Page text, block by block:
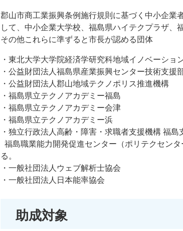
郡山市商工業振興条例施行規則に基づく中小企業
して、中小企業大学校、福島県ハイテクプラザ
その他これらに準ずると市長が認める団体
・東北大学大学院経済学研究科地域イノベーショ
・公益財団法人福島県産業振興センター技術支援
・公益財団法人郡山地域テクノポリス推進機構
・福島県立テクノアカデミー福島
・福島県立テクノアカデミー会津
・福島県立テクノアカデミー浜
・独立行政法人高齢・障害・求職者支援機構 福島
福島職業能力開発促進センター（ポリテクセン
る。
・一般社団法人ウェブ解析士協会
・一般社団法人日本能率協会
助成対象